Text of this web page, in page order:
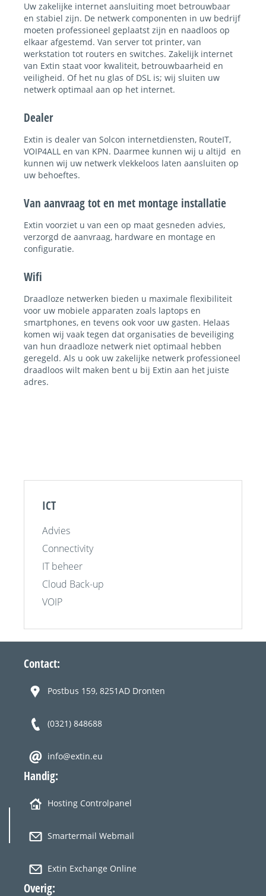
Uw zakelijke internet aansluiting moet betrouwbaar
en stabiel zijn. De netwerk componenten in uw bedrijf
moeten professioneel geplaatst zijn en naadloos op
elkaar afgestemd. Van server tot printer, van
werkstation tot routers en switches. Zakelijk internet
van Extin staat voor kwaliteit, betrouwbaarheid en
veiligheid. Of het nu glas of DSL is; wij sluiten uw
netwerk optimaal aan op het internet.
Dealer
Extin is dealer van Solcon internetdiensten, RouteIT,
VOIP4ALL en van KPN. Daarmee kunnen wij u altijd en
kunnen wij uw netwerk vlekkeloos laten aansluiten op
uw behoeftes.
Van aanvraag tot en met montage installatie
Extin voorziet u van een op maat gesneden advies,
verzorgd de aanvraag, hardware en montage en
configuratie.
Wifi
Draadloze netwerken bieden u maximale flexibiliteit
voor uw mobiele apparaten zoals laptops en
smartphones, en tevens ook voor uw gasten. Helaas
komen wij vaak tegen dat organisaties de beveiliging
van hun draadloze netwerk niet optimaal hebben
geregeld. Als u ook uw zakelijke netwerk professioneel
draadloos wilt maken bent u bij Extin aan het juiste
adres.
ICT
Advies
Connectivity
IT beheer
Cloud Back-up
VOIP
Contact:
Postbus 159, 8251AD Dronten
(0321) 848688
info@extin.eu
Handig:
Hosting Controlpanel
Smartermail Webmail
Extin Exchange Online
Overig: